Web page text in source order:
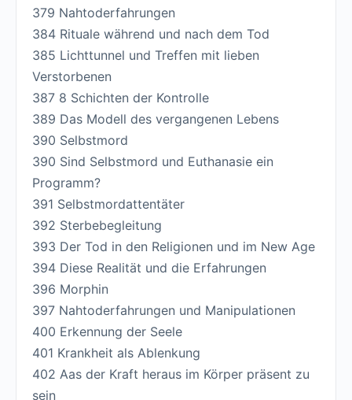
379 Nahtoderfahrungen
384 Rituale während und nach dem Tod
385 Lichttunnel und Treffen mit lieben
Verstorbenen
387 8 Schichten der Kontrolle
389 Das Modell des vergangenen Lebens
390 Selbstmord
390 Sind Selbstmord und Euthanasie ein
Programm?
391 Selbstmordattentäter
392 Sterbebegleitung
393 Der Tod in den Religionen und im New Age
394 Diese Realität und die Erfahrungen
396 Morphin
397 Nahtoderfahrungen und Manipulationen
400 Erkennung der Seele
401 Krankheit als Ablenkung
402 Aas der Kraft heraus im Körper präsent zu
sein